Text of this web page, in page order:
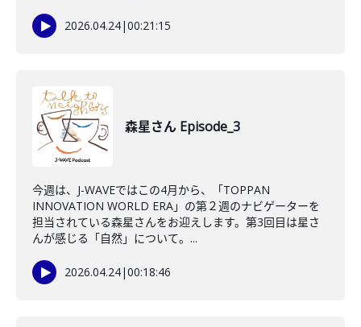
2026.04.24|00:21:15
森星さん Episode_3
今週は、J-WAVEではこの4月から、「TOPPAN
INNOVATION WORLD ERA」の第２週のナビゲーターを
担当されている森星さんをお迎えします。第3回目は星さ
んが感じる「自然」について。...
2026.04.24|00:18:46